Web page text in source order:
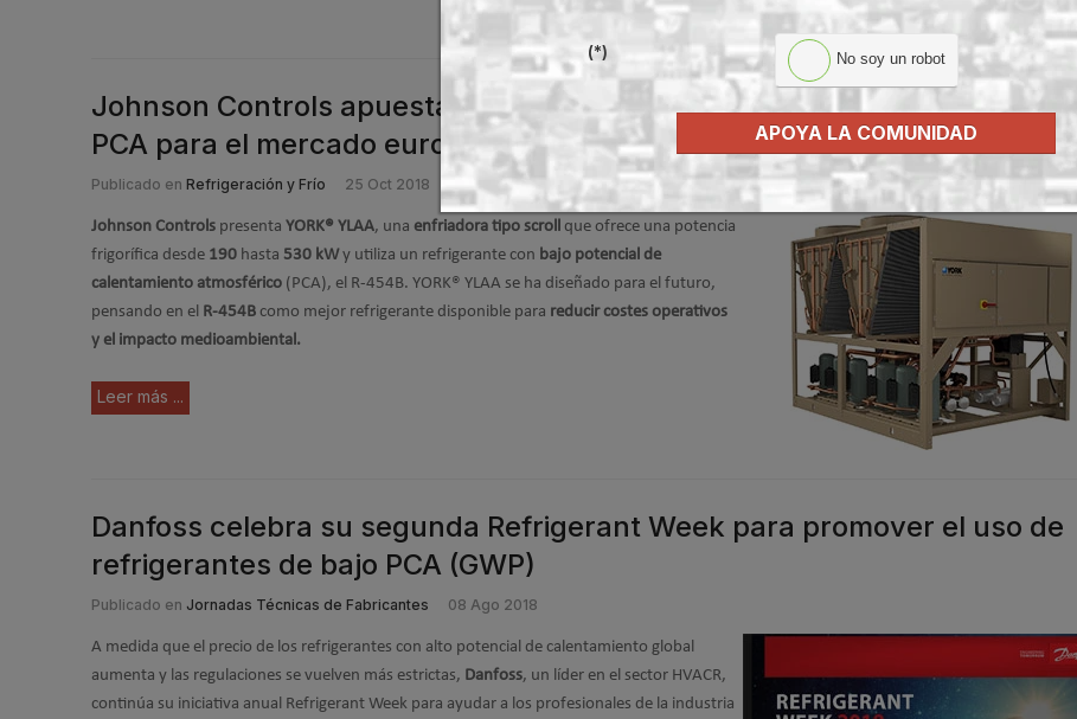
Johnson Controls apuesta por el medio ambiente con enfriadoras de bajo
PCA para el mercado europeo
Publicado en Refrigeración y Frío 25 Oct 2018
Johnson Controls presenta YORK® YLAA, una enfriadora tipo scroll que ofrece una potencia
frigorífica desde 190 hasta 530 kWy utiliza un refrigerante con bajo potencial de
calentamiento atmosférico (PCA), el R-454B. YORK® YLAA se ha diseñado para el futuro,
pensando en el R-454B como mejor refrigerante disponible para reducir costes operativos
y el impacto medioambiental.
Leer más ...
Danfoss celebra su segunda Refrigerant Week para promover el uso de
refrigerantes de bajo PCA (GWP)
Publicado en Jornadas Técnicas de Fabricantes 08 Ago 2018
A medida que el precio de los refrigerantes con alto potencial de calentamiento global
aumenta y las regulaciones se vuelven más estrictas, Danfoss, un líder en el sector HVACR,
continúa su iniciativa anual Refrigerant Week para ayudar a los profesionales de la industria
(*) No soy un robot
APOYA LA COMUNIDAD